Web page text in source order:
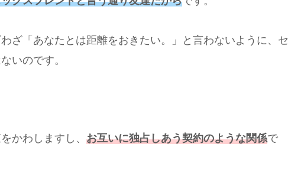
ざ「あなたとは距離をおきたい。」と言わないように、セ
いのです。
かわしますし、 お互いに独占しあう契約のような関係で